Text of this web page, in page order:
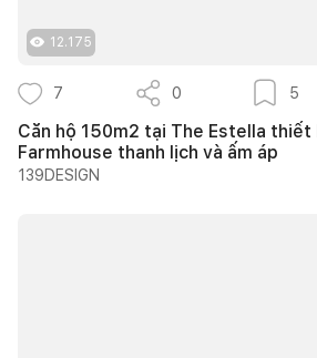
12.175
7 0 5
Căn hộ 150m2 tại The Estella thiết
Farmhouse thanh lịch và ấm áp
139DESIGN